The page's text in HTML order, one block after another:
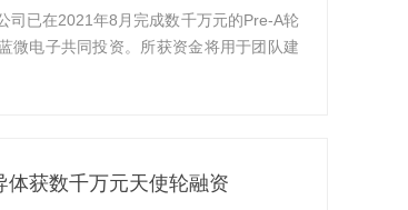
司已在2021年8月完成数千万元的Pre-A轮
微电子共同投资。所获资金将用于团队建
获数千万元天使轮融资